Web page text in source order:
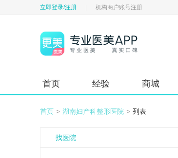
立即登录/注册 机构商户账号注册
首页 经验 商城
首页 > 湖南妇产科整形医院 > 列表
找医院